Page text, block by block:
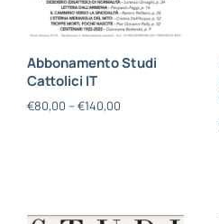
Abbonamento Studi
Cattolici IT
€80,00 – €140,00